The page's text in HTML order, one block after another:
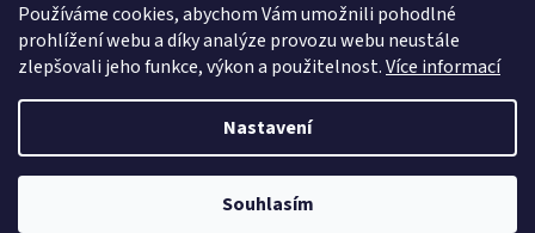
Používáme cookies, abychom Vám umožnili pohodlné
prohlížení webu a díky analýze provozu webu neustále
zlepšovali jeho funkce, výkon a použitelnost.Více informací
Nastavení
Souhlasím
Copyright 2026Hudební nástroje YAMAMUSIC. Všechna práva
vyhrazena.